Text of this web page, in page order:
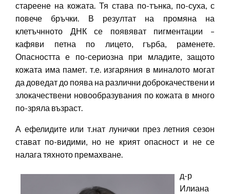
стареене на кожата. Тя става по-тънка, по-суха, с
повече бръчки. В резултат на промяна на
клетъчнното ДНК се появяват пигментации –
кафяви петна по лицето, гърба, раменете.
Опасността е по-сериозна при младите, защото
кожата има памет. т.е. изгаряния в миналото могат
да доведат до поява на различни доброкачествени и
злокачествени новообразувания по кожата в много
по-зряла възраст.
А ефелидите или т.нат лунички през летния сезон
стават по-видими, но не крият опасност и не се
налага тяхното премахване.
д-р
Илиана